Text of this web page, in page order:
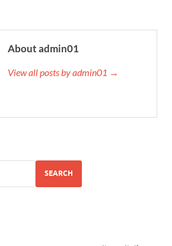
About admin01
View all posts by admin01 →
SEARCH